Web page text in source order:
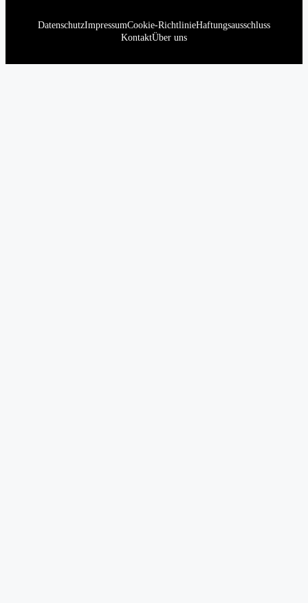
DatenschutzImpressumCookie-RichtlinieHaftungsausschluss
KontaktÜber uns